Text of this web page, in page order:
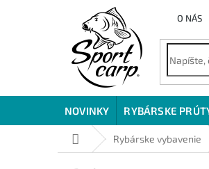
O NÁS
NOVINKY RYBÁRSKE
DomovRybárske vybavenie